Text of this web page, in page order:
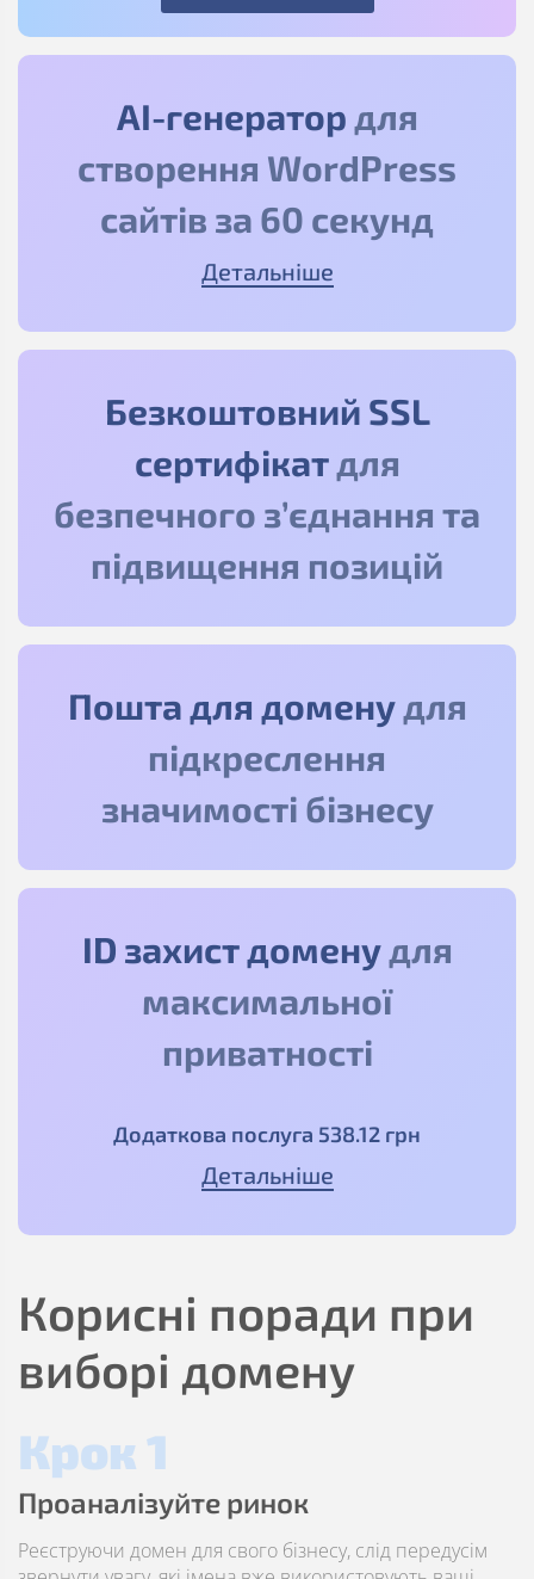
АІ-генератордля
створення WordPress
сайтів за 60 секунд
Детальніше
Безкоштовний SSL
сертифікатдля
безпечного з’єднання та
підвищення позицій
Пошта для доменудля
підкреслення
значимості бізнесу
ID захист доменудля
максимальної
приватності
Додаткова послуга 538.12 грн
Детальніше
Корисні поради при
виборі домену
Крок 1
Проаналізуйте ринок
Реєструючи домен для свого бізнесу, слід передусім